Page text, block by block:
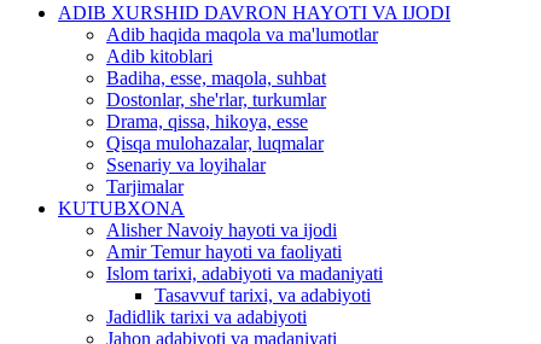
ADIB XURSHID DAVRON HAYOTI VA IJODI
Adib haqida maqola va ma'lumotlar
Adib kitoblari
Badiha, esse, maqola, suhbat
Dostonlar, she'rlar, turkumlar
Drama, qissa, hikoya, esse
Qisqa mulohazalar, luqmalar
Ssenariy va loyihalar
Tarjimalar
KUTUBXONA
Alisher Navoiy hayoti va ijodi
Amir Temur hayoti va faoliyati
Islom tarixi, adabiyoti va madaniyati
Tasavvuf tarixi, va adabiyoti
Jadidlik tarixi va adabiyoti
Jahon adabiyoti va madaniyati